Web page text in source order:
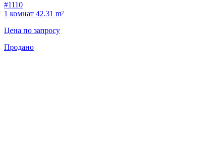
#1110
1 комнат 42.31 m²
Цена по запросу
Продано